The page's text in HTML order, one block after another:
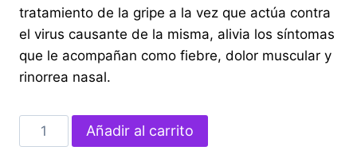
tratamiento de la gripe a la vez que actúa contra
el virus causante de la misma, alivia los síntomas
que le acompañan como fiebre, dolor muscular y
rinorrea nasal.
VIROKEM
50
Añadir al carrito